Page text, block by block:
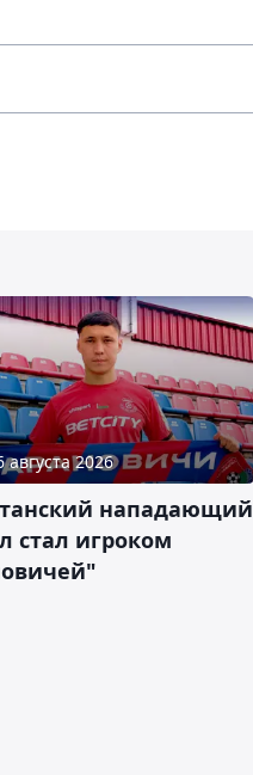
августа 2026
нападающий
стал игроком